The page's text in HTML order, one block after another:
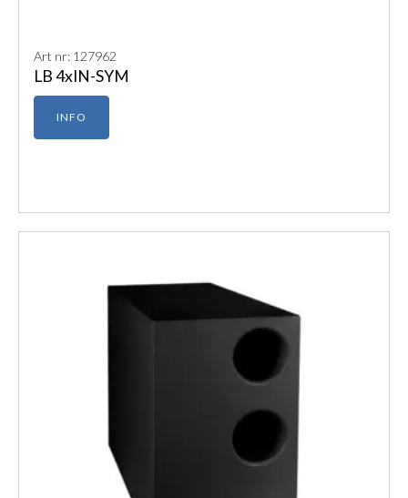
Art nr: 127962
LB 4xIN-SYM
INFO